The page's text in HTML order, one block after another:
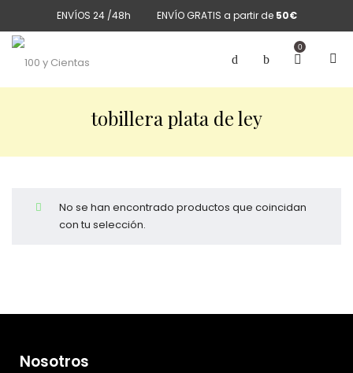
ENVÍOS 24 /48h ENVÍO GRATIS a partir de 50€
0
tobillera plata de ley
No se han encontrado productos que coincidan
con tu selección.
Nosotros